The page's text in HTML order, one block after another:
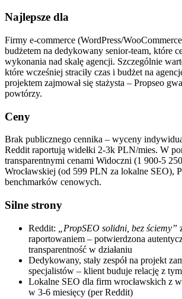
Najlepsze dla
Firmy e-commerce (WordPress/
budżetem na dedykowany senior-team, które
wykonania nad skalę agencji. Szczególnie
które wcześniej straciły czas i budżet na
projektem zajmował się stażysta – Propseo
powtórzy.
Ceny
Brak publicznego cennika – wyceny
Reddit raportują widełki 2-3k PLN/mies. W
transparentnymi cenami Widoczni (1 900-5
Wrocławskiej (od 599 PLN za lokalne SEO),
benchmarków cenowych.
Silne strony
Reddit: „PropSEO solidni, bez ściemy”
raportowaniem – potwierdzona
transparentność w działaniu
Dedykowany, stały zespół na projekt
specjalistów – klient buduje relację z
Lokalne SEO dla firm wrocławskich z
w 3-6 miesięcy (per Reddit)